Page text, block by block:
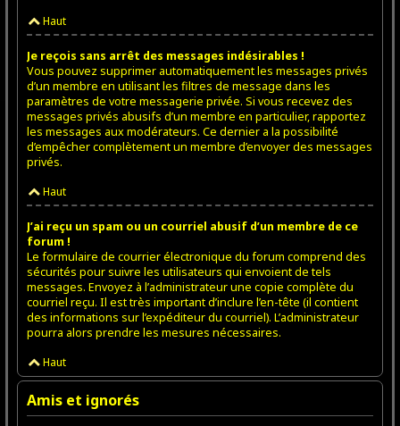
Haut
Je reçois sans arrêt des messages indésirables !
Vous pouvez supprimer automatiquement les messages privés
d’un membre en utilisant les filtres de message dans les
paramètres de votre messagerie privée. Si vous recevez des
messages privés abusifs d’un membre en particulier, rapportez
les messages aux modérateurs. Ce dernier a la possibilité
d’empêcher complètement un membre d’envoyer des messages
privés.
Haut
J’ai reçu un spam ou un courriel abusif d’un membre de ce
forum !
Le formulaire de courrier électronique du forum comprend des
sécurités pour suivre les utilisateurs qui envoient de tels
messages. Envoyez à l’administrateur une copie complète du
courriel reçu. Il est très important d’inclure l’en-tête (il contient
des informations sur l’expéditeur du courriel). L’administrateur
pourra alors prendre les mesures nécessaires.
Haut
Amis et ignorés